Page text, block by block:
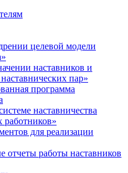
целевой модели
наставников и
пар»
программа
наставничества
работников»
для реализации
отчеты работы наставников